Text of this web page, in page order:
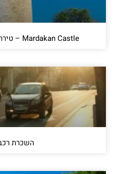
Mardakan Castle – טירת מבצר מרדקאן בבאקו
השכרת